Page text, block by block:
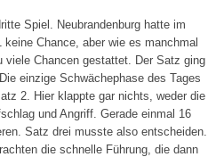
Spiel. Neubrandenburg hatte im
Chance, aber wie es manchmal
Chancen gestattet. Der Satz ging
einzige Schwächephase des Tages
2. Hier klappte gar nichts, weder die
und Angriff. Gerade einmal 16
Satz drei musste also entscheiden.
die schnelle Führung, die dann